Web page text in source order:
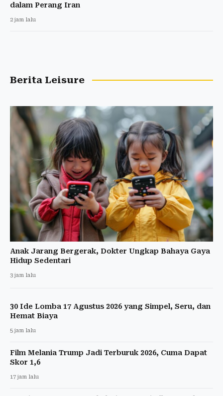
dalam Perang Iran
2 jam lalu
Berita Leisure
Anak Jarang Bergerak, Dokter Ungkap Bahaya Gaya
Hidup Sedentari
3 jam lalu
30 Ide Lomba 17 Agustus 2026 yang Simpel, Seru, dan
Hemat Biaya
5 jam lalu
Film Melania Trump Jadi Terburuk 2026, Cuma Dapat
Skor 1,6
17 jam lalu